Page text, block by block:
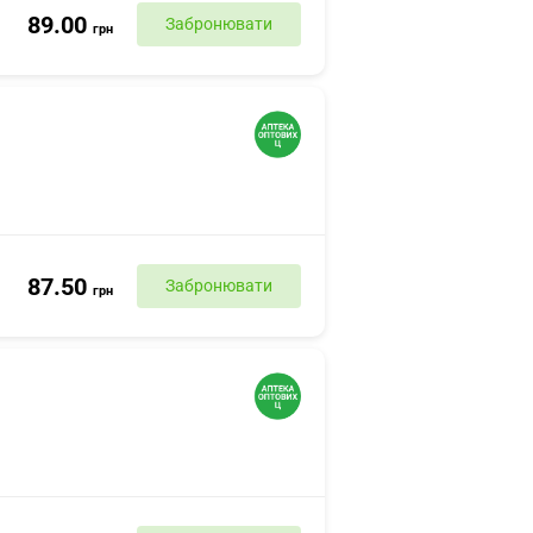
89.00 грн Забронювати
87.50 грн Забронювати